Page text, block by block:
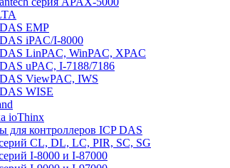
EMP
iPAC/I-8000
LinPAC, WinPAC, XPAC
uPAC, I-7188/7186
ViewPAC, IWS
WISE
ioThinx
для контроллеров ICP DAS
CL, DL, LC, PIR, SC, SG
I-8000 и I-87000